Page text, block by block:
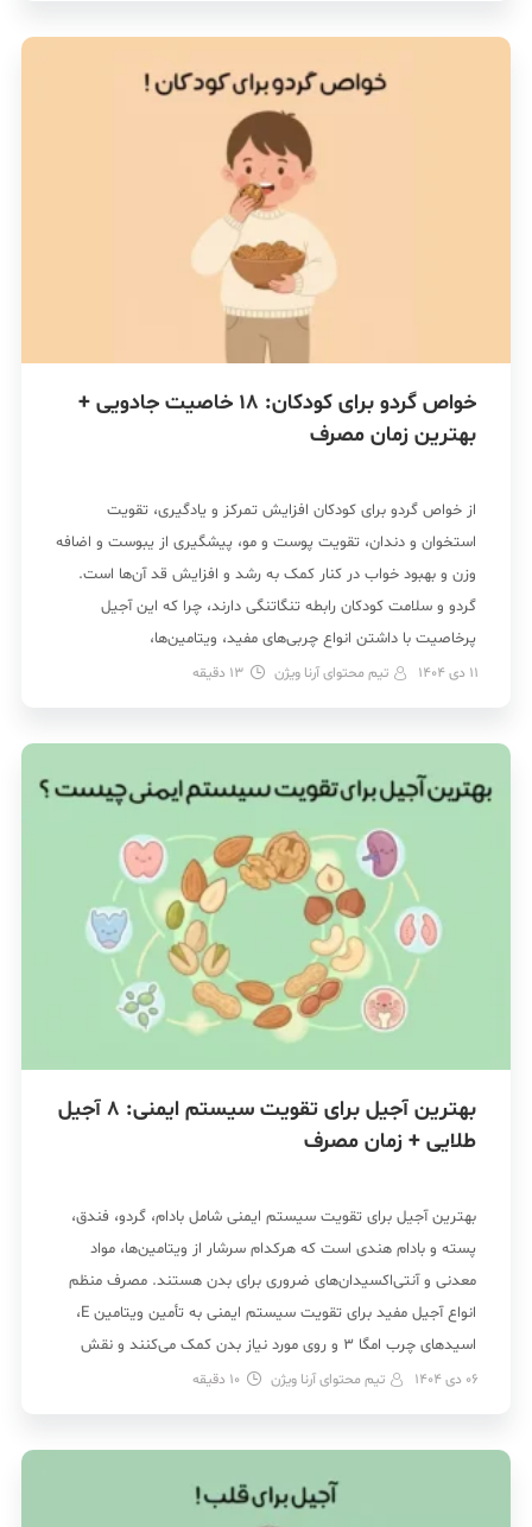
خواص گردو برای کودکان: 18 خاصیت جادویی +
بهترین زمان مصرف
از خواص گردو برای کودکان افزایش تمرکز و یادگیری، تقویت
استخوان و دندان، تقویت پوست و مو، پیشگیری از یبوست و اضافه
وزن و بهبود خواب در کنار کمک به رشد و افزایش قد آن‌ها است.
گردو و سلامت کودکان رابطه تنگاتنگی دارند، چرا که این آجیل
پرخاصیت با داشتن انواع چربی‌های مفید، ویتامین‌ها،
آنتی‌اکسیدان‌ها […]
11 دی 1404 تیم محتوای آرنا ویژن 13 دقیقه
بهترین آجیل برای تقویت سیستم ایمنی: 8 آجیل
طلایی + زمان مصرف
بهترین آجیل برای تقویت سیستم ایمنی شامل بادام، گردو، فندق،
پسته و بادام هندی است که هرکدام سرشار از ویتامین‌ها، مواد
معدنی و آنتی‌اکسیدان‌های ضروری برای بدن هستند. مصرف منظم
انواع آجیل مفید برای تقویت سیستم ایمنی به تأمین ویتامین E،
اسیدهای چرب امگا ۳ و روی مورد نیاز بدن کمک می‌کنند و نقش
مهمی […]
06 دی 1404 تیم محتوای آرنا ویژن 10 دقیقه